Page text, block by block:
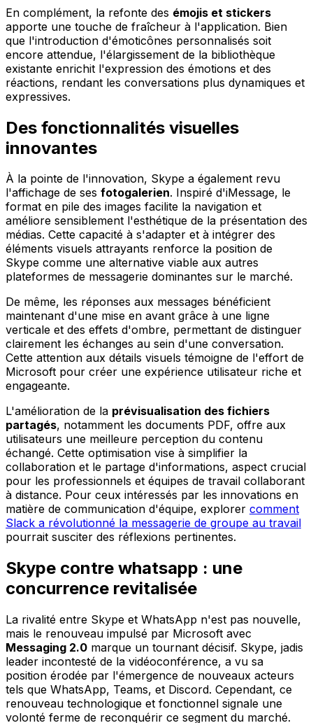
En complément, la refonte des émojis et stickers
apporte une touche de fraîcheur à l'application. Bien
que l'introduction d'émoticônes personnalisés soit
encore attendue, l'élargissement de la bibliothèque
existante enrichit l'expression des émotions et des
réactions, rendant les conversations plus dynamiques et
expressives.
Des fonctionnalités visuelles
innovantes
À la pointe de l'innovation, Skype a également revu
l'affichage de ses fotogalerien. Inspiré d'iMessage, le
format en pile des images facilite la navigation et
améliore sensiblement l'esthétique de la présentation des
médias. Cette capacité à s'adapter et à intégrer des
éléments visuels attrayants renforce la position de
Skype comme une alternative viable aux autres
plateformes de messagerie dominantes sur le marché.
De même, les réponses aux messages bénéficient
maintenant d'une mise en avant grâce à une ligne
verticale et des effets d'ombre, permettant de distinguer
clairement les échanges au sein d'une conversation.
Cette attention aux détails visuels témoigne de l'effort de
Microsoft pour créer une expérience utilisateur riche et
engageante.
L'amélioration de la prévisualisation des fichiers
partagés, notamment les documents PDF, offre aux
utilisateurs une meilleure perception du contenu
échangé. Cette optimisation vise à simplifier la
collaboration et le partage d'informations, aspect crucial
pour les professionnels et équipes de travail collaborant
à distance. Pour ceux intéressés par les innovations en
matière de communication d'équipe, explorer comment
Slack a révolutionné la messagerie de groupe au travail
pourrait susciter des réflexions pertinentes.
Skype contre whatsapp : une
concurrence revitalisée
La rivalité entre Skype et WhatsApp n'est pas nouvelle,
mais le renouveau impulsé par Microsoft avec
Messaging 2.0 marque un tournant décisif. Skype, jadis
leader incontesté de la vidéoconférence, a vu sa
position érodée par l'émergence de nouveaux acteurs
tels que WhatsApp, Teams, et Discord. Cependant, ce
renouveau technologique et fonctionnel signale une
volonté ferme de reconquérir ce segment du marché.